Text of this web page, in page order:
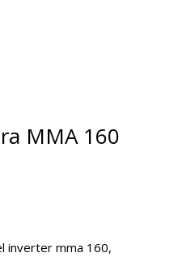
MMA 160
inverter mma 160,